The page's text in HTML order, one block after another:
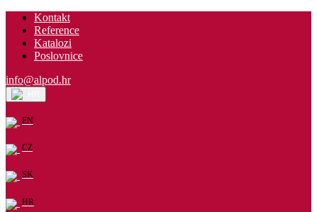
Kontakt
Reference
Katalozi
Poslovnice
info@alpod.hr
EN
CZ
SK
HR